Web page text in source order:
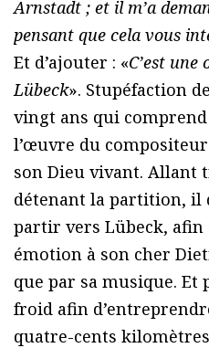
Arnstadt ; et il m’a
pensant que cela vous
Et d’ajouter : «C’est
Lübeck». Stupéfaction
vingt ans qui
l’œuvre du
son Dieu vivant. Allant
détenant la partition, il
partir vers Lübeck, afin
émotion à son cher
que par sa musique. Et
froid afin
quatre-cents